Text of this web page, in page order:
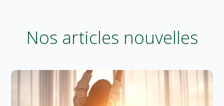
Nos articles nouvelles